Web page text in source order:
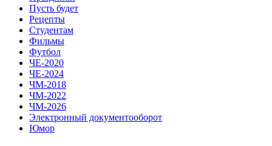
Пусть будет
Рецепты
Студентам
Фильмы
Футбол
ЧЕ-2020
ЧЕ-2024
ЧМ-2018
ЧМ-2022
ЧМ-2026
Электронный документооборот
Юмор